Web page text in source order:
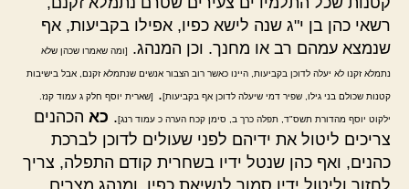
רשאי כהן בן י"ג שנה לישא כפיו, אפילו בקביעות, אף
שנמצא עמהם רב או מחנך. וכן המנהג.
[ומה שאמרו שכהן שלא
נתמלא זקנו לא יעלה לדוכן בקביעות, היינו כאשר רוב הצבור אנשים שנתמלא זקנם, אבל בישיבות
קטנות שכולם בני גילו, שפיר דמי שיעלה לדוכן אף בקביעות]. [שארית יוסף חלק ג עמוד קנז.
ילקוט יוסף מהדורת תשס"ד, תפלה כרך ב, סימן קכח הערה כ עמוד רנג]. כא הכהנים
צריכים ליטול את ידיהם לפני שעולים לדוכן לברכת
כהנים, ואף כהן שנטל ידיו בשחרית קודם התפלה, צריך
לחזור וליטול ידיו סמוך לנשיאת כפיו. ומנהג מצרים